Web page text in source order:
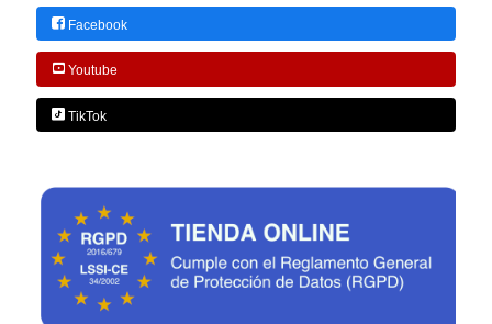
Facebook
Youtube
TikTok